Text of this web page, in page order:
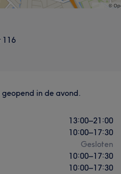
116
in de avond.
13:00–21:00
10:00–17:30
Gesloten
10:00–17:30
10:00–17:30